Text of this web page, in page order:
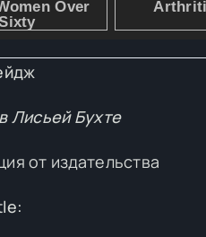
Лисьей Бухте
от издательства